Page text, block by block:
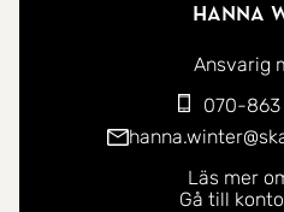
Hanna
Ansvarig
070-863
Läs mer
Gå till